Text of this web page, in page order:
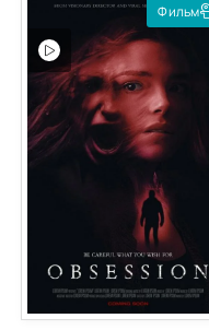
Фильм